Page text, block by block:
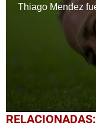
0
seconds
RELACIONADAS: